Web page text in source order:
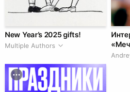
New Year’s 2025 gifts!
Multiple Authors